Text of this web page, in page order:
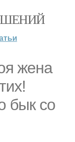
жена
бык со